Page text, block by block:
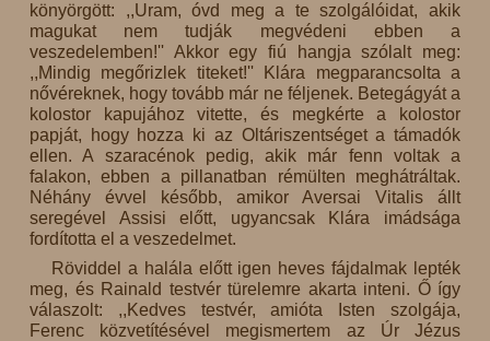
könyörgött: ,,Uram, óvd meg a te szolgálóidat, akik
magukat nem tudják megvédeni ebben a
veszedelemben!'' Akkor egy fiú hangja szólalt meg:
,,Mindig megőrizlek titeket!'' Klára megparancsolta a
nővéreknek, hogy tovább már ne féljenek. Betegágyát a
kolostor kapujához vitette, és megkérte a kolostor
papját, hogy hozza ki az Oltáriszentséget a támadók
ellen. A szaracénok pedig, akik már fenn voltak a
falakon, ebben a pillanatban rémülten meghátráltak.
Néhány évvel később, amikor Aversai Vitalis állt
seregével Assisi előtt, ugyancsak Klára imádsága
fordította el a veszedelmet.
Röviddel a halála előtt igen heves fájdalmak lepték
meg, és Rainald testvér türelemre akarta inteni. Ő így
válaszolt: ,,Kedves testvér, amióta Isten szolgája,
Ferenc közvetítésével megismertem az Úr Jézus